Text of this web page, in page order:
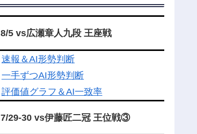
8/5 vs広瀬章人九段 王座戦
速報＆AI形勢判断
一手ずつAI形勢判断
評価値グラフ＆AI一致率
7/29-30 vs伊藤匠二冠 王位戦③